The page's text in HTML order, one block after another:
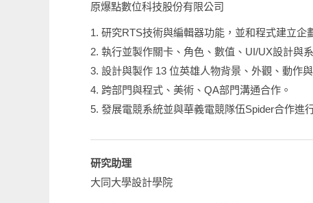
原爆點數位科技股份有限公司
1. 研究RTS技術與編輯器功能，並和程式建立企
2. 執行並製作關卡、角色、數值、UI/UX設計與
3. 設計與製作 13 位英雄人物背景、外觀、動作
4. 跨部門與程式、美術、QA部門溝通合作。
5. 發展電競系統並與華義電競隊伍Spider合作進
研究助理
大同大學設計學院